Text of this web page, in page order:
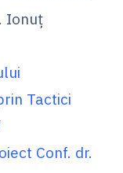
Ionuț
Tactici
Conf. dr.